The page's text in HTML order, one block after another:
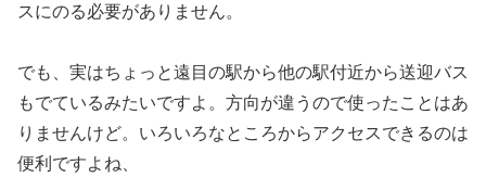
スにのる必要がありません。
でも、実はちょっと遠目の駅から他の駅付近から送迎バス
もでているみたいですよ。方向が違うので使ったことはあ
りませんけど。いろいろなところからアクセスできるのは
便利ですよね、